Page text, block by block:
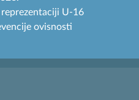
U-16
ovisnosti